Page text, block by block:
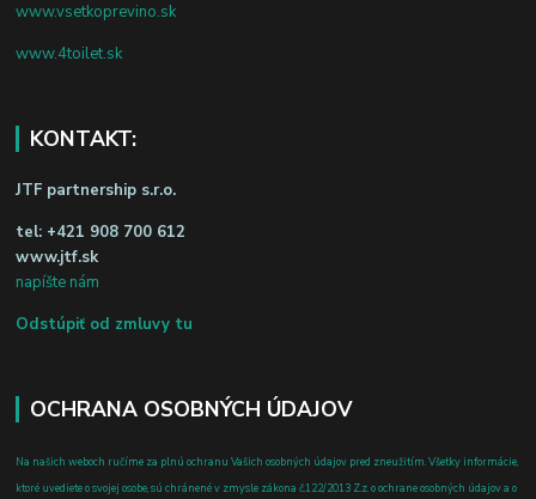
www.vsetkoprevino.sk
www.4toilet.sk
KONTAKT:
JTF partnership s.r.o.
tel: +421 908 700 612
www.jtf.sk
napíšte nám
Odstúpiť od zmluvy tu
OCHRANA OSOBNÝCH ÚDAJOV
Na našich weboch ručíme za plnú ochranu Vašich osobných údajov pred zneužitím. Všetky informácie,
ktoré uvediete o svojej osobe, sú chránené v zmysle zákona č.122/2013 Z.z. o ochrane osobných údajov a o